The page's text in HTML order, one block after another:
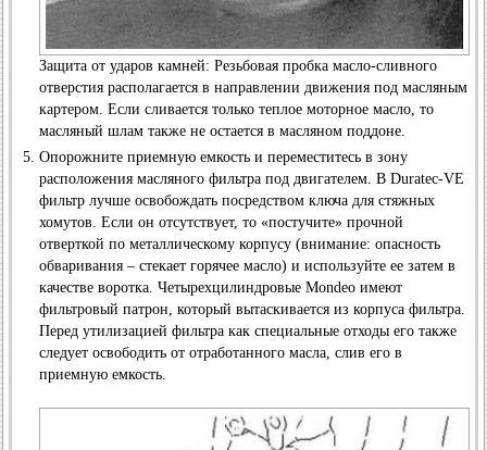
Защита от ударов камней: Резьбовая пробка масло-сливного
отверстия располагается в направлении движения под масляным
картером. Если сливается только теплое моторное масло, то
масляный шлам также не остается в масляном поддоне.
Опорожните приемную емкость и переместитесь в зону
расположения масляного фильтра под двигателем. В Duratec-VE
фильтр лучше освобождать посредством ключа для стяжных
хомутов. Если он отсутствует, то «постучите» прочной
отверткой по металлическому корпусу (внимание: опасность
обваривания – стекает горячее масло) и используйте ее затем в
качестве воротка. Четырехцилиндровые Mondeo имеют
фильтровый патрон, который вытаскивается из корпуса фильтра.
Перед утилизацией фильтра как специальные отходы его также
следует освободить от отработанного масла, слив его в
приемную емкость.